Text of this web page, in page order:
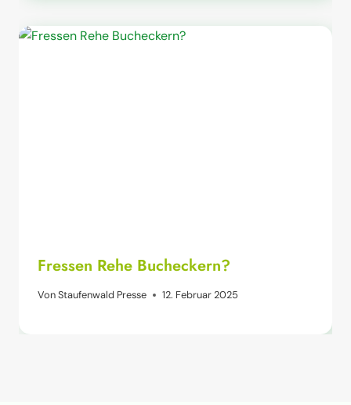
Fressen Rehe Bucheckern?
VonStaufenwald Presse 12. Februar 2025